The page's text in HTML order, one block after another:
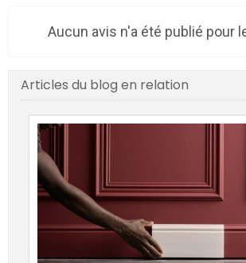
Aucun avis n'a été publié pour
Articles du blog en relation